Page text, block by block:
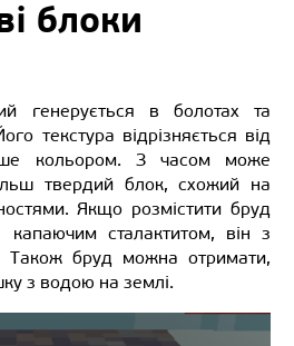
блоки
генерується в болотах та
текстура відрізняється від
кольором. З часом може
твердий блок, схожий на
Якщо розмістити бруд
сталактитом, він з
Також бруд можна отримати,
з водою на землі.